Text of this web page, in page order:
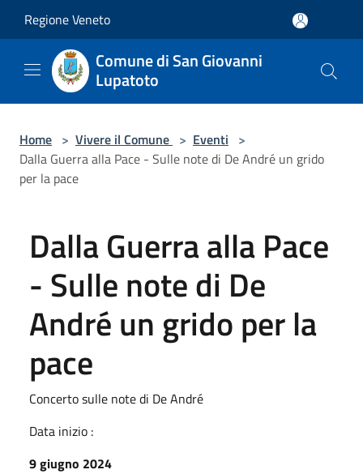
Regione Veneto
Comune di San Giovanni
Lupatoto
Home > Vivere il Comune > Eventi >
Dalla Guerra alla Pace - Sulle note di De André un grido
per la pace
Dalla Guerra alla Pace
- Sulle note di De
André un grido per la
pace
Concerto sulle note di De André
Data inizio :
9 giugno 2024